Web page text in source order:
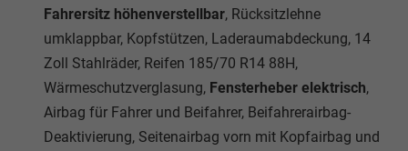
Fahrersitz höhenverstellbar, Rücksitzlehne
umklappbar, Kopfstützen, Laderaumabdeckung, 14
Zoll Stahlräder, Reifen 185/70 R14 88H,
Wärmeschutzverglasung, Fensterheber elektrisch,
Airbag für Fahrer und Beifahrer, Beifahrerairbag-
Deaktivierung, Seitenairbag vorn mit Kopfairbag und